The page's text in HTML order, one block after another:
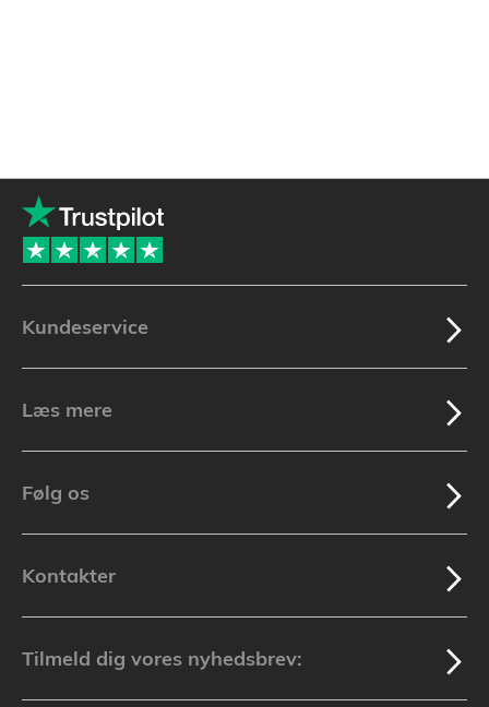
Kundeservice
Læs mere
Følg os
Kontakter
Tilmeld dig vores nyhedsbrev: